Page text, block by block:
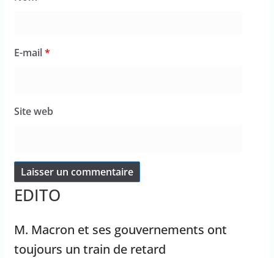
E-mail*
Site web
EDITO
M. Macron et ses gouvernements ont
toujours un train de retard